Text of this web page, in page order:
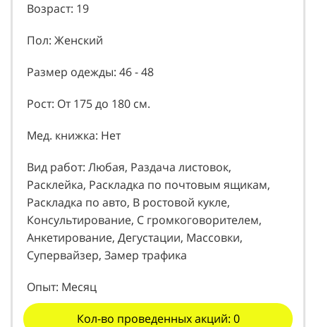
Возраст: 19
Пол: Женский
Размер одежды: 46 - 48
Рост: От 175 до 180 см.
Мед. книжка: Нет
Вид работ: Любая, Раздача листовок,
Расклейка, Раскладка по почтовым ящикам,
Раскладка по авто, В ростовой кукле,
Консультирование, С громкоговорителем,
Анкетирование, Дегустации, Массовки,
Супервайзер, Замер трафика
Опыт: Месяц
Кол-во проведенных акций: 0